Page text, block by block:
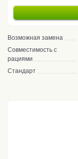
Возможная замена
Совместимость с
рациями
Стандарт